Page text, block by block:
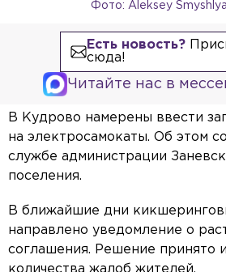
Фото: Aleksey
Есть новость?
сюда!
Читайте нас в
В Кудрово намерены ввести
на электросамокаты. Об этом
службе администрации
поселения.
В ближайшие дни
направлено уведомление о
соглашения. Решение принято
количества жалоб жителей.